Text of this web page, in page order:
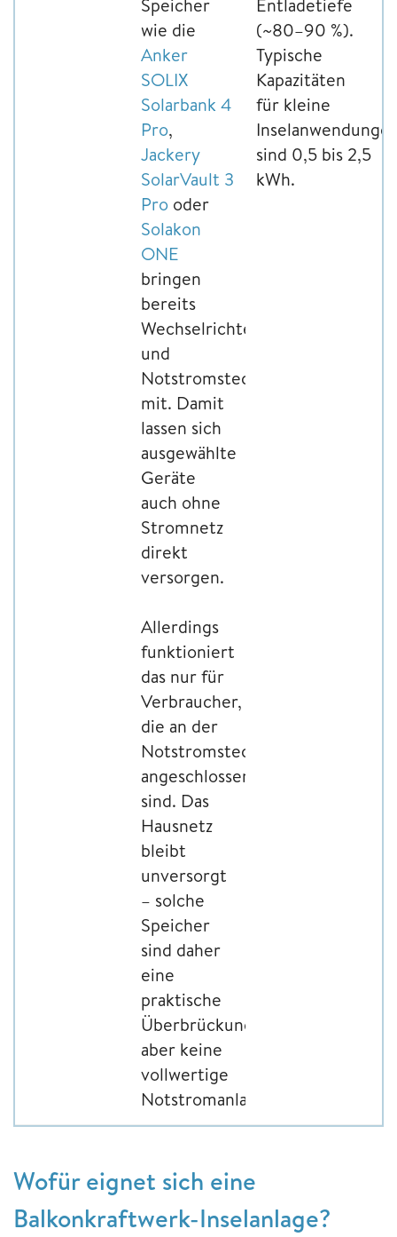
Speicher
wie die
Anker
SOLIX
Solarbank 4
Pro,
Jackery
SolarVault 3
Pro oder
Solakon
ONE
bringen
bereits
Wechselrichter
und
Notstromsteckdose
mit. Damit
lassen sich
ausgewählte
Geräte
auch ohne
Stromnetz
direkt
versorgen.
Allerdings
funktioniert
das nur für
Verbraucher,
die an der
Notstromsteckdose
angeschlossen
sind. Das
Hausnetz
bleibt
unversorgt
– solche
Speicher
sind daher
eine
praktische
Überbrückung,
aber keine
vollwertige
Notstromanlage.
Entladetiefe
(~80–90 %).
Typische
Kapazitäten
für kleine
sind 0,5 bis 2,5
kWh.
Wofür eignet sich eine
Balkonkraftwerk-Inselanlage?